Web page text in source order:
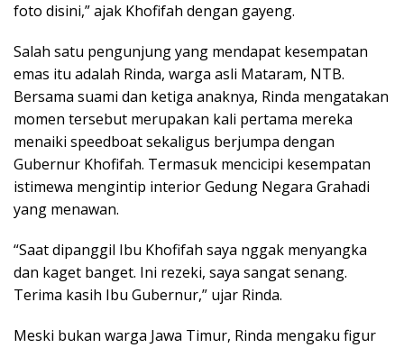
foto disini,” ajak Khofifah dengan gayeng.
Salah satu pengunjung yang mendapat kesempatan
emas itu adalah Rinda, warga asli Mataram, NTB.
Bersama suami dan ketiga anaknya, Rinda mengatakan
momen tersebut merupakan kali pertama mereka
menaiki speedboat sekaligus berjumpa dengan
Gubernur Khofifah. Termasuk mencicipi kesempatan
istimewa mengintip interior Gedung Negara Grahadi
yang menawan.
“Saat dipanggil Ibu Khofifah saya nggak menyangka
dan kaget banget. Ini rezeki, saya sangat senang.
Terima kasih Ibu Gubernur,” ujar Rinda.
Meski bukan warga Jawa Timur, Rinda mengaku figur